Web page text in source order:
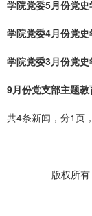
学院党委5月份党
学院党委4月份党
学院党委3月份党
9月份党支部主题
共4条新闻，分1页
版权所